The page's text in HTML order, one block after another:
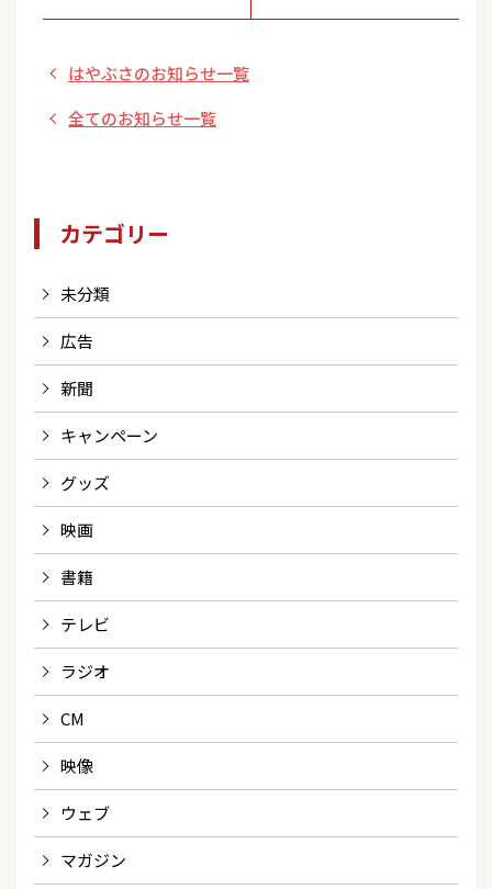
7(水)12:45～FM
「BEAUTIFUL
SONGS ～こころの
とお酒と、わさみん
はやぶさのお知らせ一覧
全てのお知らせ一覧
カテゴリー
未分類
広告
新聞
キャンペーン
グッズ
映画
書籍
テレビ
ラジオ
CM
映像
ウェブ
マガジン